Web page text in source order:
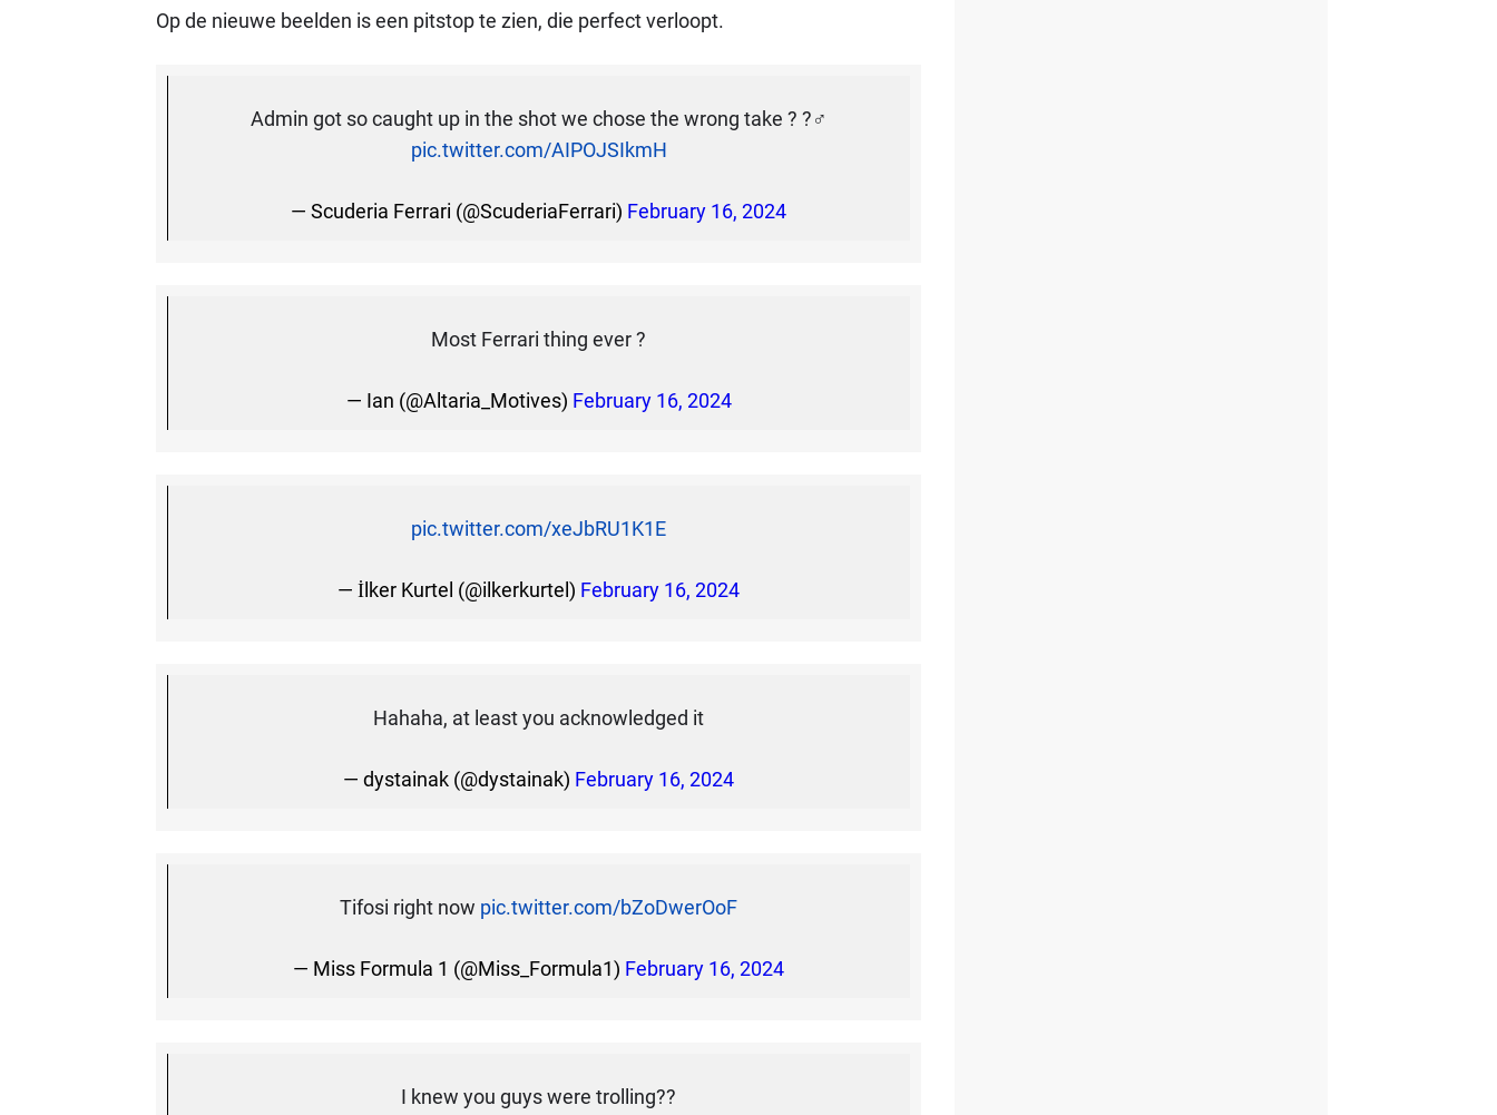
Op de nieuwe beelden is een pitstop te zien, die perfect verloopt.
Admin got so caught up in the shot we chose the wrong take ? ?‍♂️
pic.twitter.com/AIPOJSIkmH
— Scuderia Ferrari (@ScuderiaFerrari) February 16, 2024
Most Ferrari thing ever ?
— Ian (@Altaria_Motives) February 16, 2024
pic.twitter.com/xeJbRU1K1E
— İlker Kurtel (@ilkerkurtel) February 16, 2024
Hahaha, at least you acknowledged it
— dystainak (@dystainak) February 16, 2024
Tifosi right now pic.twitter.com/bZoDwerOoF
— Miss Formula 1 (@Miss_Formula1) February 16, 2024
I knew you guys were trolling??